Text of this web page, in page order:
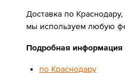
Доставка по
мы используем любую
Подробная информация
по Краснодару